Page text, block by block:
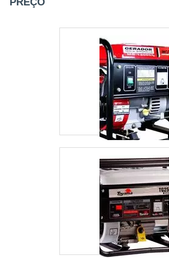
canais de relacionamento da
estão esperando seu contato para
suas dúvidas e melhor atender.
COMPROVADA NO SEGMENTO
Saneze Verde Energia tem o que
no mercado de soluções em
Elétrica. É possível encontrar
variedade no portfólio como
raios e análise para
banco de capacitores com ótima
proteção. Para tal sucesso, a
em profissionais
equipamentos inovadores. A
Energia é uma empresa que tem
de forma positiva no segmento
qualidade, que comprovam sua
por gerador de energia preço
empresa segura, encontra na
Disponibilizando para os
preventiva e corretiva em
multimarcas e remoção de
visando sempre a qualidade final
do cliente.Não obstante, quando
de gerador preço, mais do que
lucratividade, deve oferecer
tenham ótima qualidade e
que passam despercebidos e
futuros para os clientes.Existem
diferentes de demonstrar
em sua área de atuação. Boas
RGI Geradores é referência quando
de
PREÇO